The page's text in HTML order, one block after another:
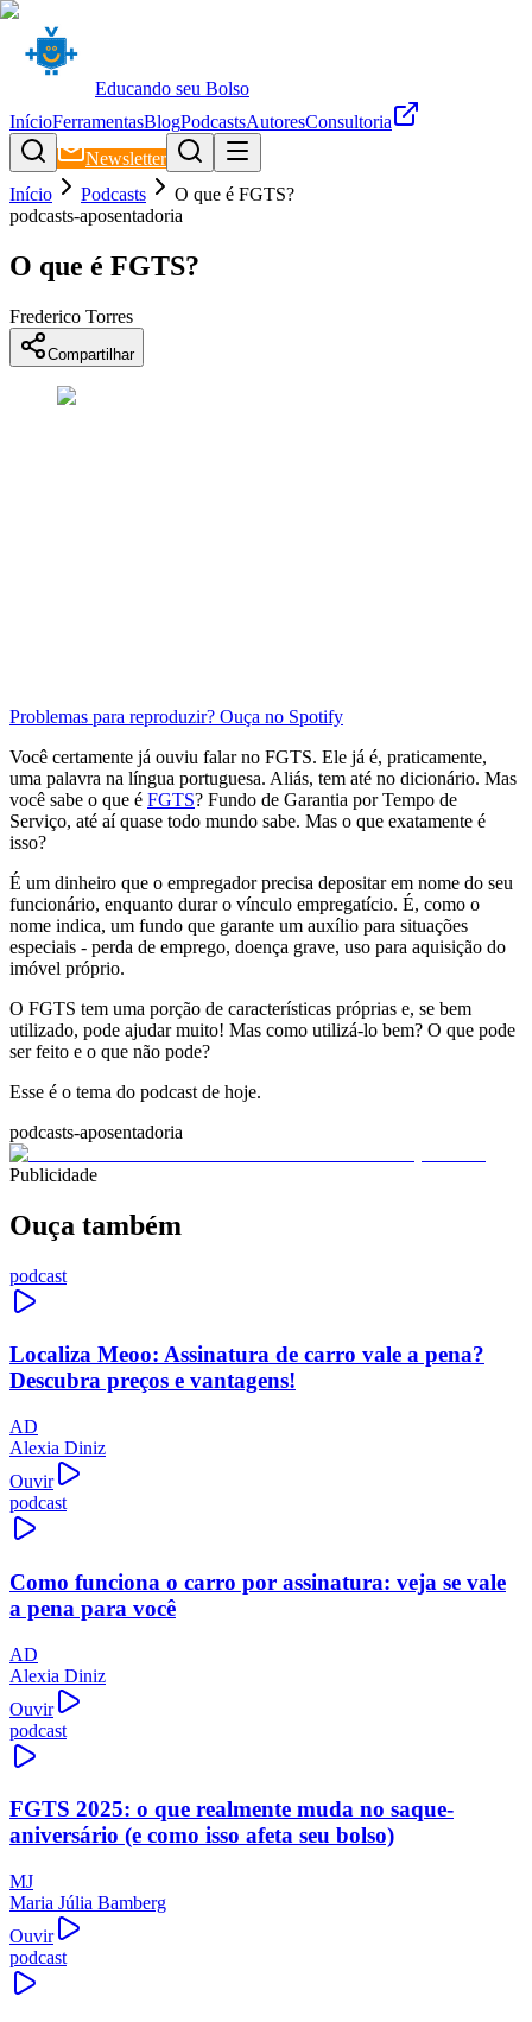
Educando seu Bolso
InícioFerramentasBlogPodcastsAutoresConsultoria
Newsletter
Início
Podcasts
O que é FGTS?
podcasts-aposentadoria
O que é FGTS?
Frederico Torres
Compartilhar
Problemas para reproduzir? Ouça no Spotify
Você certamente já ouviu falar no FGTS. Ele já é, praticamente,
uma palavra na língua portuguesa. Aliás, tem até no dicionário. Mas
você sabe o que é FGTS? Fundo de Garantia por Tempo de
Serviço, até aí quase todo mundo sabe. Mas o que exatamente é
isso?
É um dinheiro que o empregador precisa depositar em nome do seu
funcionário, enquanto durar o vínculo empregatício. É, como o
nome indica, um fundo que garante um auxílio para situações
especiais - perda de emprego, doença grave, uso para aquisição do
imóvel próprio.
O FGTS tem uma porção de características próprias e, se bem
utilizado, pode ajudar muito! Mas como utilizá-lo bem? O que pode
ser feito e o que não pode?
Esse é o tema do podcast de hoje.
podcasts-aposentadoria
Publicidade
Ouça também
podcast
Localiza Meoo: Assinatura de carro vale a pena?
Descubra preços e vantagens!
AD
Alexia Diniz
Ouvir
podcast
Como funciona o carro por assinatura: veja se vale
a pena para você
AD
Alexia Diniz
Ouvir
podcast
FGTS 2025: o que realmente muda no saque-
aniversário (e como isso afeta seu bolso)
MJ
Maria Júlia Bamberg
Ouvir
podcast